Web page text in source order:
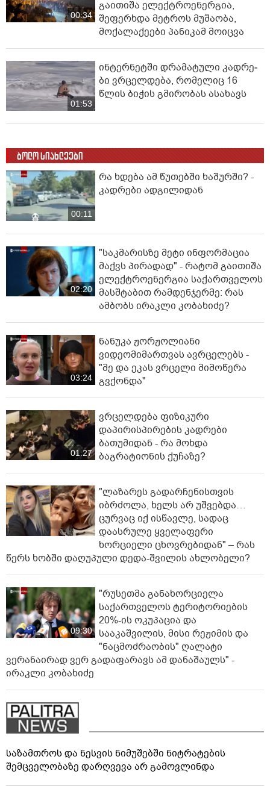
00:34
გაითიშა ელექტროენერგია,
შეფერხდა მეტროს მუშაობა,
მოქალაქეები პანიკამ მოიცვა
01:53
ინ­ტერ­ნეტ­ში დრა­მა­ტუ­ლი კად­რე­
ბი ვრცელდება, რომელიც 16
წლის ბიჭის გმირობას ასახავს
ბოლო სიახლეები
00:11
რა ხდება ამ წუთებში ხაშურში? -
კადრები ადგილიდან
02:20
"საკმარისზე მეტი ინფორმაცია
მაქვს პირადად" - რატომ გაითიშა
ელექტროენერგია საქართველოს
მასშტაბით რამდენჯერმე: რას
ამბობს ირაკლი კობახიძე?
03:24
ნანუკა ჟორჟოლიანი
ვიდეომიმართვას ავრცელებს -
"მე და ეკას ვრცელი მიმოწერა
გვქონდა"
01:27
ვრცელდება ფიზიკური
დაპირისპირების კადრები
ბათუმიდან - რა მოხდა
ბაგრატიონის ქუჩაზე?
"ლაზარეს გადარჩენისთვის
იბრძოლა, ხელს არ უშვებდა…
ცურვაც იქ ისწავლე, სადაც
დაასრულე ყველაფერი
ხორციელი ცხოვრებიდან" – რას
წერს ხობში დაღუპული დედა-შვილის ახლობელი?
09:30
"რუსეთმა განახორციელა
საქართველოს ტერიტორიების
20%-ის ოკუპაცია და
სააკაშვილის, მისი რეჟიმის და
"ნაცმოძრაობის" ღალატი
ვერანაირად ვერ გადაფარავს ამ დანაშაულს" -
ირაკლი კობახიძე
საზამთროს და ნესვის ნიმუშებში ნიტრატების
შემცველობაზე დარღვევა არ გამოვლინდა